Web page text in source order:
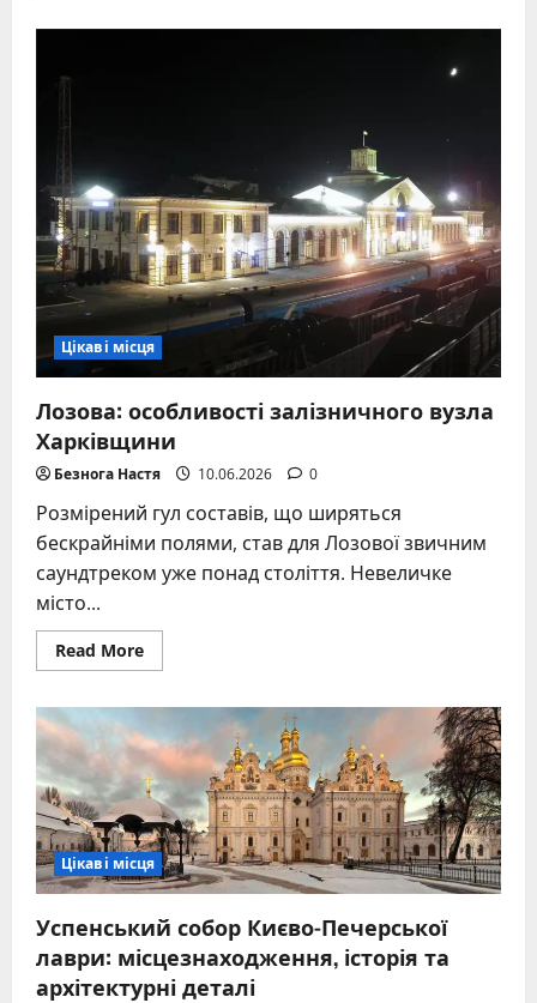
повний
Цікаві місця
Лозова: особливості залізничного вузла
Харківщини
Безнога Настя 10.06.2026 0
Розмірений гул составів, що ширяться
бескрайніми полями, став для Лозової звичним
саундтреком уже понад століття. Невеличке
місто...
Read MoreRead
more
особливості
залізничного
вузла
Харківщини
Цікаві місця
Успенський собор Києво-Печерської
лаври: місцезнаходження, історія та
архітектурні деталі